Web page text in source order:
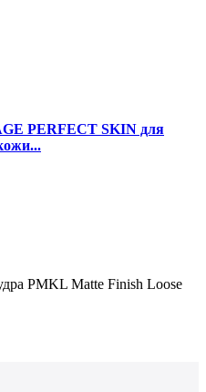
PERFECT SKIN для
PMKL Matte Finish Loose